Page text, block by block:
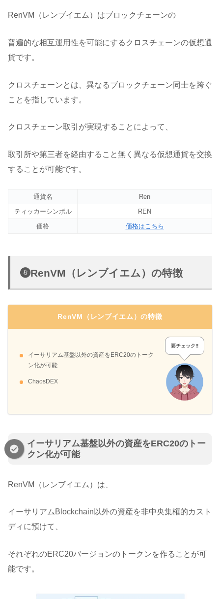
RenVM（レンブイエム）はブロックチェーンの
普遍的な相互運用性を可能にするクロスチェーンの仮想通
貨です。
クロスチェーンとは、異なるブロックチェーン同士を跨ぐ
ことを指しています。
クロスチェーン取引が実現することによって、
取引所や第三者を経由すること無く異なる仮想通貨を交換
することが可能です。
通貨名
Ren
ティッカーシンボル
REN
価格
価格はこちら
RenVM（レンブイエム）の特徴
RenVM（レンブイエム）の特徴
イーサリアム基盤以外の資産をERC20のトーク
ン化が可能
ChaosDEX
要チェック!!
イーサリアム基盤以外の資産をERC20のトー
クン化が可能
RenVM（レンブイエム）は、
イーサリアムBlockchain以外の資産を非中央集権的カスト
ディに預けて、
それぞれのERC20バージョンのトークンを作ることが可
能です。